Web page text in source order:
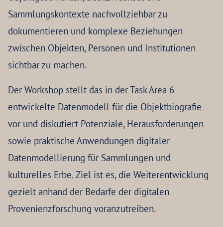
Sammlungskontexte nachvollziehbar zu
dokumentieren und komplexe Beziehungen
zwischen Objekten, Personen und Institutionen
sichtbar zu machen.
Der Workshop stellt das in der Task Area 6
entwickelte Datenmodell für die Objektbiografie
vor und diskutiert Potenziale, Herausforderungen
sowie praktische Anwendungen digitaler
Datenmodellierung für Sammlungen und
kulturelles Erbe. Ziel ist es, die Weiterentwicklung
gezielt anhand der Bedarfe der digitalen
Provenienzforschung voranzutreiben.